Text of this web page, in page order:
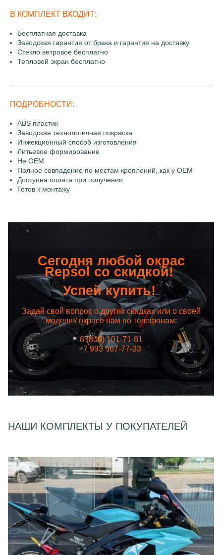
В КОМПЛЕКТ ВХОДИТ:
Бесплатная доставка
Заводская гарантия от брака и гарантия на доставку
Стекло ветровое бесплатно
Тепловой экран бесплатно
ПОДРОБНОСТИ:
ABS пластик
Заводская технологичная покраска
Инжекционный способ изготовления
Литьевое формирование
Не OEM
Полное совпадение по местам креплений, как у OEM
Доступна оплата при получении
Готов к монтажу
Сегодня любой окрас
Repsol со скидкой!
Успей купить!
Задай свой вопрос о других скидках или о своей
модели / окрасе нам по телефонам:
8 (800) 101-71-81
+7 993 567-77-33
НАШИ КОМПЛЕКТЫ У ПОКУПАТЕЛЕЙ